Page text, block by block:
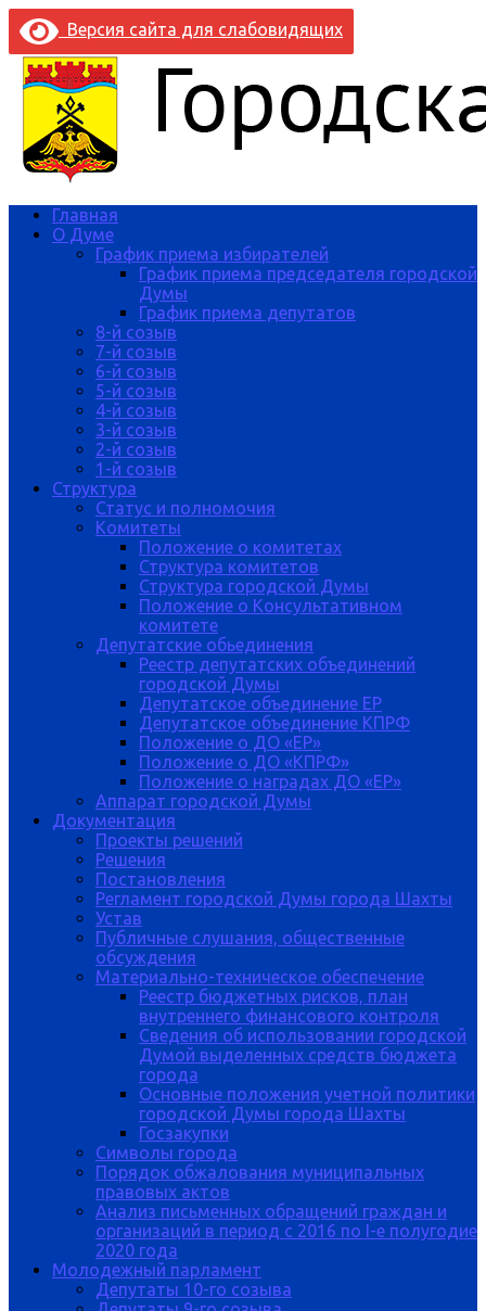
Версия сайта для слабовидящих
Главная
О Думе
График приема избирателей
График приема председателя городской
Думы
График приема депутатов
8-й созыв
7-й созыв
6-й созыв
5-й созыв
4-й созыв
3-й созыв
2-й созыв
1-й созыв
Структура
Статус и полномочия
Комитеты
Положение о комитетах
Структура комитетов
Структура городской Думы
Положение о Консультативном
комитете
Депутатские обьединения
Реестр депутатских объединений
городской Думы
Депутатское объединение ЕР
Депутатское объединение КПРФ
Положение о ДО «ЕР»
Положение о ДО «КПРФ»
Положение о наградах ДО «ЕР»
Аппарат городской Думы
Документация
Проекты решений
Решения
Постановления
Регламент городской Думы города Шахты
Устав
Публичные слушания, общественные
обсуждения
Материально-техническое обеспечение
Реестр бюджетных рисков, план
внутреннего финансового контроля
Сведения об использовании городской
Думой выделенных средств бюджета
города
Основные положения учетной политики
городской Думы города Шахты
Госзакупки
Символы города
Порядок обжалования муниципальных
правовых актов
Анализ письменных обращений граждан и
организаций в период с 2016 по I-е полугодие
2020 года
Молодежный парламент
Депутаты 10-го созыва